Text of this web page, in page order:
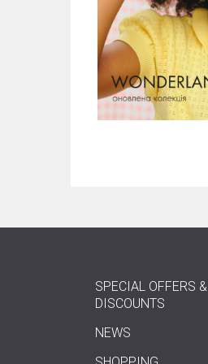
SPECIAL OFFERS &
DISCOUNTS
NEWS